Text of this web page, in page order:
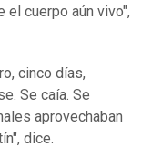
cuerpo aún vivo",
cinco días,
Se caía. Se
aprovechaban
dice.